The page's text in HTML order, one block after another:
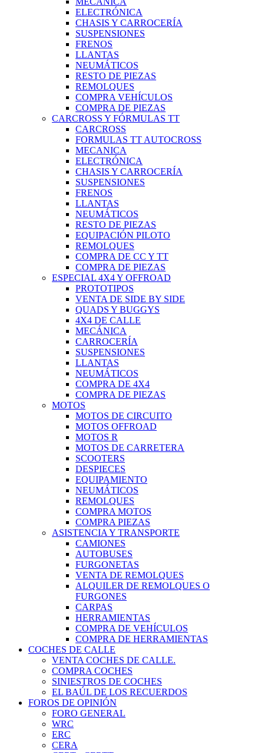
ELECTRÓNICA
CHASIS Y CARROCERÍA
SUSPENSIONES
FRENOS
LLANTAS
NEUMÁTICOS
RESTO DE PIEZAS
REMOLQUES
COMPRA VEHÍCULOS
COMPRA DE PIEZAS
CARCROSS Y FÓRMULAS TT
CARCROSS
FORMULAS TT AUTOCROSS
MECANICA
ELECTRÓNICA
CHASIS Y CARROCERÍA
SUSPENSIONES
FRENOS
LLANTAS
NEUMÁTICOS
RESTO DE PIEZAS
EQUIPACIÓN PILOTO
REMOLQUES
COMPRA DE CC Y TT
COMPRA DE PIEZAS
ESPECIAL 4X4 Y OFFROAD
PROTOTIPOS
VENTA DE SIDE BY SIDE
QUADS Y BUGGYS
4X4 DE CALLE
MECÁNICA
CARROCERÍA
SUSPENSIONES
LLANTAS
NEUMÁTICOS
COMPRA DE 4X4
COMPRA DE PIEZAS
MOTOS
MOTOS DE CIRCUITO
MOTOS OFFROAD
MOTOS R
MOTOS DE CARRETERA
SCOOTERS
DESPIECES
EQUIPAMIENTO
NEUMÁTICOS
REMOLQUES
COMPRA MOTOS
COMPRA PIEZAS
ASISTENCIA Y TRANSPORTE
CAMIONES
AUTOBUSES
FURGONETAS
VENTA DE REMOLQUES
ALQUILER DE REMOLQUES O
FURGONES
CARPAS
HERRAMIENTAS
COMPRA DE VEHÍCULOS
COMPRA DE HERRAMIENTAS
COCHES DE CALLE
VENTA COCHES DE CALLE.
COMPRA COCHES
SINIESTROS DE COCHES
EL BAÚL DE LOS RECUERDOS
FOROS DE OPINIÓN
FORO GENERAL
WRC
ERC
CERA